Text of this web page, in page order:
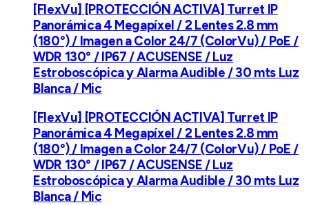
[FlexVu] [PROTECCIÓN ACTIVA] Turret IP
Panorámica 4 Megapíxel / 2 Lentes 2.8 mm
(180°) / Imagen a Color 24/7 (ColorVu) / PoE /
WDR 130° / IP67 / ACUSENSE / Luz
Estroboscópica y Alarma Audible / 30 mts Luz
Blanca / Mic
[FlexVu] [PROTECCIÓN ACTIVA] Turret IP
Panorámica 4 Megapíxel / 2 Lentes 2.8 mm
(180°) / Imagen a Color 24/7 (ColorVu) / PoE /
WDR 130° / IP67 / ACUSENSE / Luz
Estroboscópica y Alarma Audible / 30 mts Luz
Blanca / Mic